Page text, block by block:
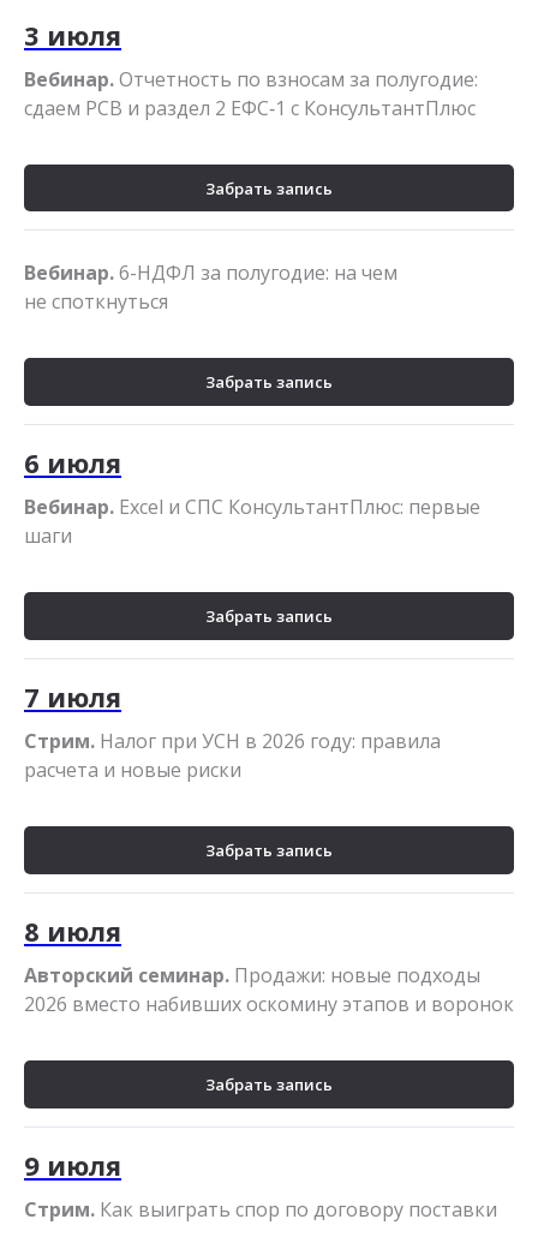
3 июля
Вебинар.Отчетность по взносам за полугодие:
сдаем РСВ и раздел 2 ЕФС‑1 с КонсультантПлюс
Забрать запись
Вебинар.6-НДФЛ за полугодие: на чем
не споткнуться
Забрать запись
6 июля
Вебинар. Excel и СПС КонсультантПлюс: первые
шаги
Забрать запись
7 июля
Стрим. Налог при УСН в 2026 году: правила
расчета и новые риски
Забрать запись
8 июля
Авторский семинар. Продажи: новые подходы
2026 вместо набивших оскомину этапов и воронок
Забрать запись
9 июля
Стрим. Как выиграть спор по договору поставки